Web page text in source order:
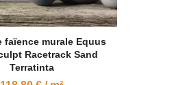
faïence murale Equus
Racetrack Sand
Terratinta